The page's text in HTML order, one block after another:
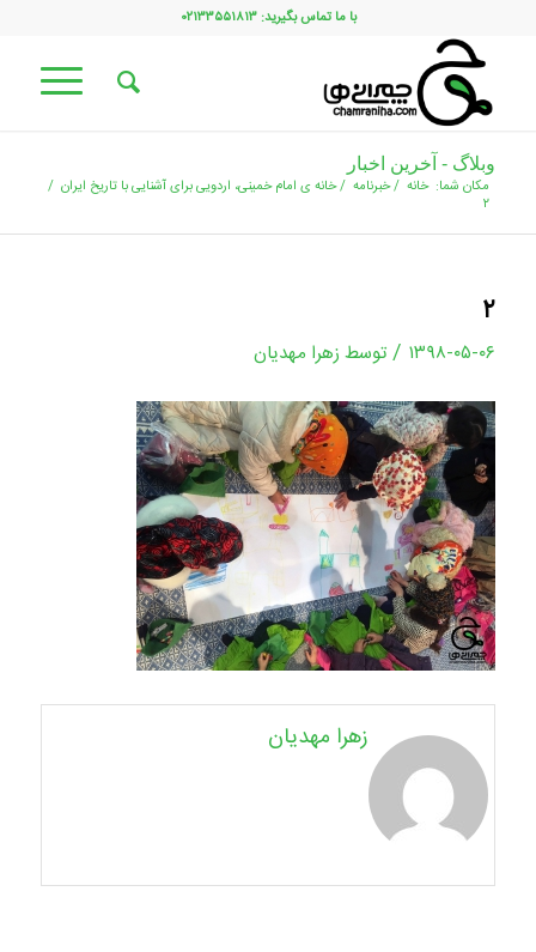
با ما تماس بگیرید: ۰۲۱۳۳۵۵۱۸۱۳
وبلاگ - آخرین اخبار
مکان شما: خانه /خبرنامه /خانه ی امام خمینی، اردویی برای آشنایی با تاریخ ایران /
۲
۲
۱۳۹۸-۰۵-۰۶ / توسط زهرا مهدیان
زهرا مهدیان